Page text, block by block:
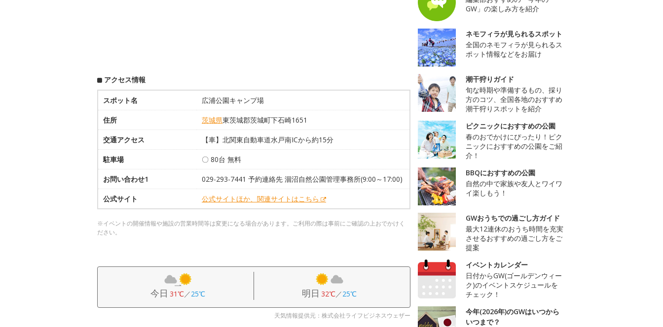
アクセス情報
スポット名 広浦公園キャンプ場
住所 茨城県東茨城郡茨城町下石崎1651
交通アクセス 【車】北関東自動車道水戸南ICから約15分
駐車場 〇 80台 無料
お問い合わせ1 029-293-7441 予約連絡先 涸沼自然公園管理事務所(9:00～17:00)
公式サイト 公式サイトほか、関連サイトはこちら
※イベントの開催情報や施設の営業時間等は変更になる場合があります。ご利用の際は事前にご確認の上おでかけく
ださい。
今日 31℃／25℃ 明日 32℃／25℃
天気情報提供元：株式会社ライフビジネスウェザー
GW」の楽しみ方を紹介
ネモフィラが見られるスポット
全国のネモフィラが見られるス
ポット情報などをお届け
潮干狩りガイド
旬な時期や準備するもの、採り
方のコツ、全国各地のおすすめ
潮干狩りスポットを紹介
ピクニックにおすすめの公園
春のおでかけにぴったり！ピク
ニックにおすすめの公園をご紹
介！
BBQにおすすめの公園
自然の中で家族や友人とワイワ
イ楽しもう！
GWおうちでの過ごし方ガイド
最大12連休のおうち時間を充実
させるおすすめの過ごし方をご
提案
イベントカレンダー
日付からGW(ゴールデンウィー
ク)のイベントスケジュールを
チェック！
今年(2026年)のGWはいつから
いつまで？